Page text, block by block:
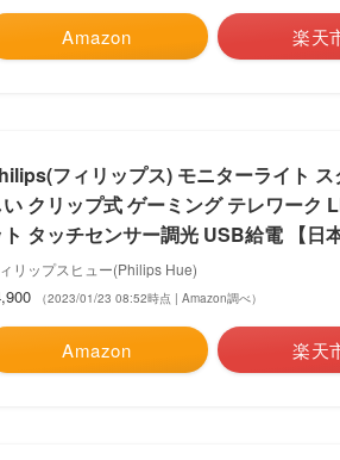
Amazon 楽天
フィリップス) モニターライト
い クリップ式 ゲーミング テレワーク
ト タッチセンサー調光 USB給電 【日
リップスヒュー(Philips Hue)
（2023/01/23 08:52時点 | Amazon調べ）
Amazon 楽天